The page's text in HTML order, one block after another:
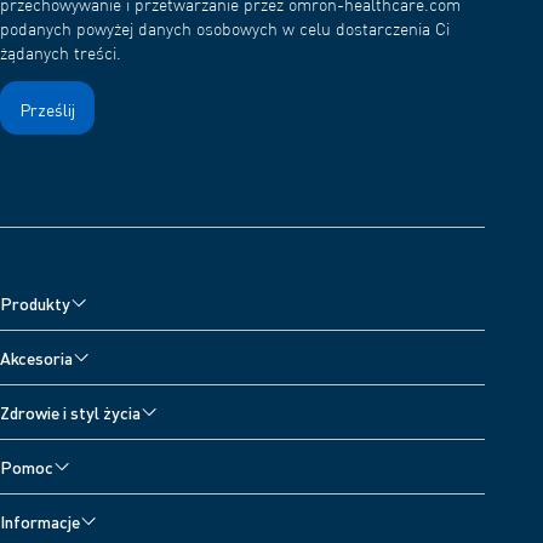
przechowywanie i przetwarzanie przez omron-healthcare.com
podanych powyżej danych osobowych w celu dostarczenia Ci
żądanych treści.
Produkty
Nebulizatory
Aparaty do leczenia bólu
Wagi cyfrowe
Akcesoria
Akcesoria do nebulizatorów
Akcesoria do aparatów przeciwbólowych
Akcesoria do termometrów
Zdrowie i styl życia
Dzienniczek ciśnienia krwi
Pomoc
Informacje